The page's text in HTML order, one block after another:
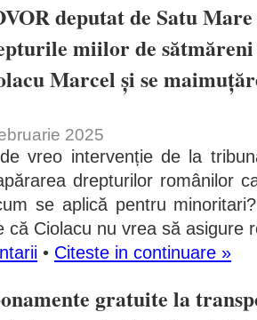
deputat de Satu
miilor de
Marcel și se
2025
vreo intervenție de la
drepturilor românilor
se aplică pentru
că Ciolacu nu vrea să asigure
• Citeste in continuare »
gratuite la